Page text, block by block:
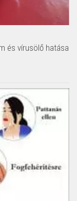
és vírusölő hatása